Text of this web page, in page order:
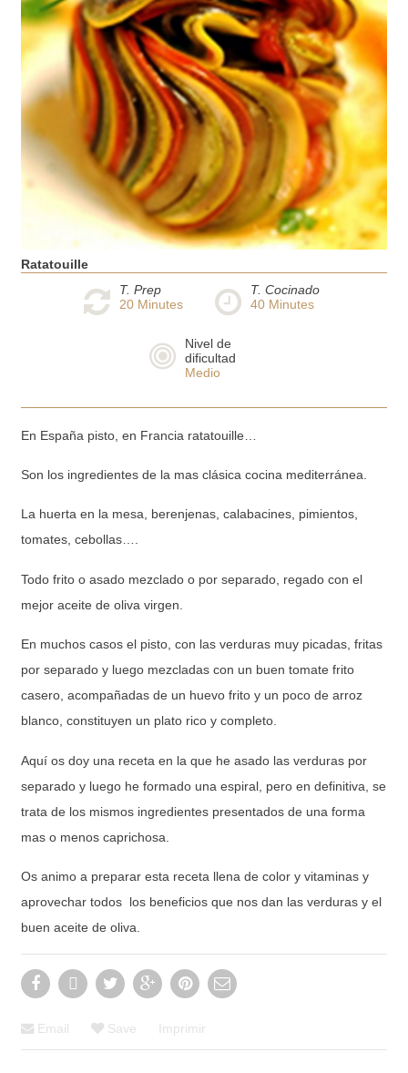
Ratatouille
T. Prep
20 Minutes
T. Cocinado
40 Minutes
Nivel de
dificultad
Medio
En España pisto, en Francia ratatouille…
Son los ingredientes de la mas clásica cocina mediterránea.
La huerta en la mesa, berenjenas, calabacines, pimientos,
tomates, cebollas….
Todo frito o asado mezclado o por separado, regado con el
mejor aceite de oliva virgen.
En muchos casos el pisto, con las verduras muy picadas, fritas
por separado y luego mezcladas con un buen tomate frito
casero, acompañadas de un huevo frito y un poco de arroz
blanco, constituyen un plato rico y completo.
Aquí os doy una receta en la que he asado las verduras por
separado y luego he formado una espiral, pero en definitiva, se
trata de los mismos ingredientes presentados de una forma
mas o menos caprichosa.
Os animo a preparar esta receta llena de color y vitaminas y
aprovechar todos los beneficios que nos dan las verduras y el
buen aceite de oliva.
Email Save Imprimir